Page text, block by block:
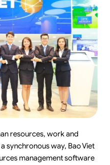
resources, work and
synchronous way, Bao Viet
management software